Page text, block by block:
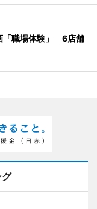
「職場体験」 6店舗